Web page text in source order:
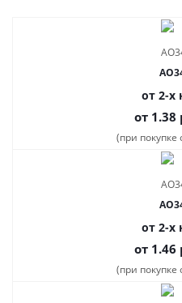
от 2-х
от 1.38
(при покупке
от 2-х
от 1.46
(при покупке